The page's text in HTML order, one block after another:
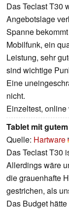
​Das Teclast T30
Angebotslage
Spanne
Mobilfunk, ein
Leistung, sehr
sind wichtige
Eine
nicht.
Einzeltest, online
Tablet mit
Quelle: Hartware
Das Teclast T30
Allerdings wäre
die grauenhafte
gestrichen, als
Das Budget